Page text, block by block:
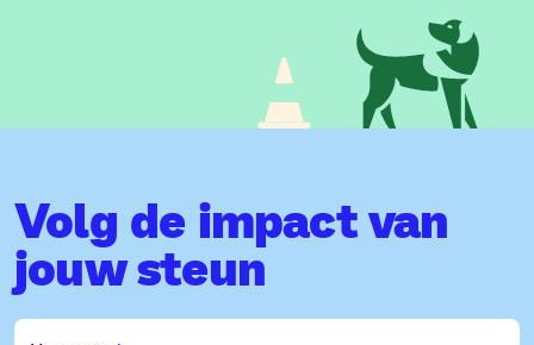
Volg de impact van
jouw steun
Voornaam